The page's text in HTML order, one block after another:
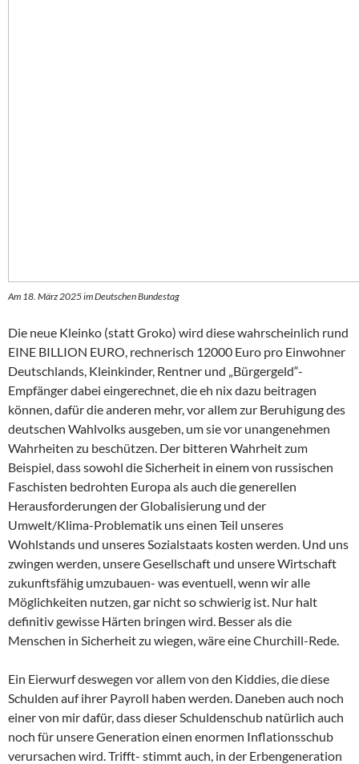
Am 18. März 2025 im Deutschen Bundestag
Die neue Kleinko (statt Groko) wird diese wahrscheinlich rund
EINE BILLION EURO, rechnerisch 12000 Euro pro Einwohner
Deutschlands, Kleinkinder, Rentner und „Bürgergeld“-
Empfänger dabei eingerechnet, die eh nix dazu beitragen
können, dafür die anderen mehr, vor allem zur Beruhigung des
deutschen Wahlvolks ausgeben, um sie vor unangenehmen
Wahrheiten zu beschützen. Der bitteren Wahrheit zum
Beispiel, dass sowohl die Sicherheit in einem von russischen
Faschisten bedrohten Europa als auch die generellen
Herausforderungen der Globalisierung und der
Umwelt/Klima-Problematik uns einen Teil unseres
Wohlstands und unseres Sozialstaats kosten werden. Und uns
zwingen werden, unsere Gesellschaft und unsere Wirtschaft
zukunftsfähig umzubauen- was eventuell, wenn wir alle
Möglichkeiten nutzen, gar nicht so schwierig ist. Nur halt
definitiv gewisse Härten bringen wird. Besser als die
Menschen in Sicherheit zu wiegen, wäre eine Churchill-Rede.
Ein Eierwurf deswegen vor allem von den Kiddies, die diese
Schulden auf ihrer Payroll haben werden. Daneben auch noch
einer von mir dafür, dass dieser Schuldenschub natürlich auch
noch für unsere Generation einen enormen Inflationsschub
verursachen wird. Trifft- stimmt auch, in der Erbengeneration